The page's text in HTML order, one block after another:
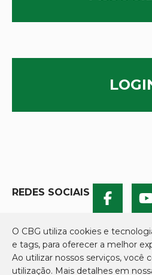
REDES SOCIAIS
O CBG utiliza cookies e
e tags, para oferecer a melhor
Ao utilizar nossos serviços, você
utilização. Mais detalhes em